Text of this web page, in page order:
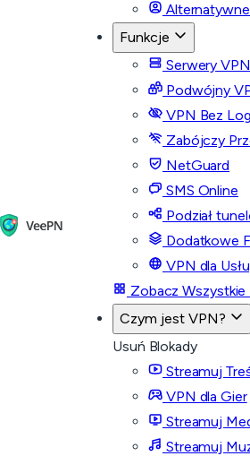
Funkcje
Serwery VPN
Podwójny
VPN Bez
Zabójczy
NetGuard
SMS Online
Podział
Dodatkowe
VPN dla
Zobacz Wszystkie
Czym jest VPN?
Usuń Blokady
Streamuj
VPN dla Gier
Streamuj
Streamuj